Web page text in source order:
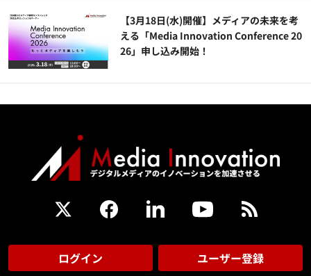
【3月18日(水)開催】メディアの未来を考
える「Media Innovation Conference 20
26」申し込み開始！
ログイン ユーザー登録